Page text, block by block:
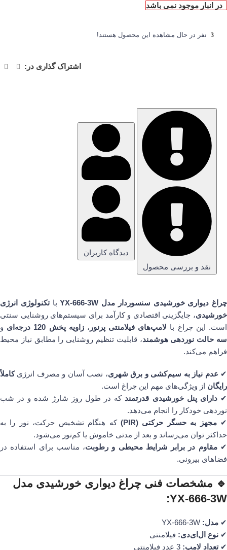
در انبار موجود نمی باشد
3 نفر در حال مشاهده این محصول هستند!
اشتراک گذاری در:
نقد و بررسی محصول
دیدگاه کاربران
چراغ دیواری خورشیدی سنسوردار مدل YX-666-3W باتکنولوژی انرژی
خورشیدی، جایگزینی اقتصادی و کارآمد برای سیستم‌های روشنایی سنتی
است. این چراغ با لامپ‌های فیلامنتی پرنور ،زاویه پخش 120 درجه‌ای
و
سه حالت نوردهی هوشمند، قابلیت تنظیم روشنایی را مطابق نیاز محیط
فراهم می‌کند.
✔ عدم نیاز به سیم‌کشی و برق شهری، نصب آسان و مصرف انرژیکاملاً
رایگان از ویژگی‌های مهم این چراغ است.
✔دارای پنل خورشیدی قدرتمند که در طول روز شارژ شده و در شب
نوردهی خودکار را انجام می‌دهد.
✔مجهز به حسگر حرکتی (PIR)
که هنگام تشخیص حرکت، نور را به
حداکثر توان می‌رساند و بعد از مدتی خاموش یا کم‌نور می‌شود.
✔مقاوم در برابر شرایط محیطی و رطوبت، مناسب برای استفاده در
فضاهای بیرونی.
🔹 مشخصات فنی چراغ دیواری خورشیدی مدل
YX-666-3W:
✔ مدل:
✔ نوع ال‌ای‌دی: فیلامنتی
✔تعداد لامپ: